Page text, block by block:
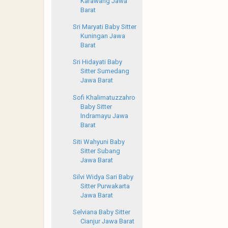
Barat
Sri Maryati Baby Sitter
Kuningan Jawa
Barat
Sri Hidayati Baby
Sitter Sumedang
Jawa Barat
Sofi Khalimatuzzahro
Baby Sitter
Indramayu Jawa
Barat
Siti Wahyuni Baby
Sitter Subang
Jawa Barat
Silvi Widya Sari Baby
Sitter Purwakarta
Jawa Barat
Selviana Baby Sitter
Cianjur Jawa Barat